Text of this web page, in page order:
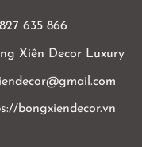
635 866
Xiên Decor Luxury
bongxiendecor.vn